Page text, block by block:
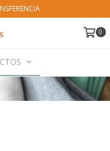
0